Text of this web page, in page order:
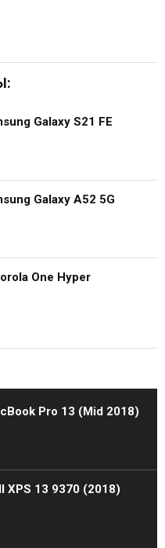
Galaxy S21 FE
Galaxy A52 5G
One Hyper
Pro 13 (Mid 2018)
XPS 13 9370 (2018)